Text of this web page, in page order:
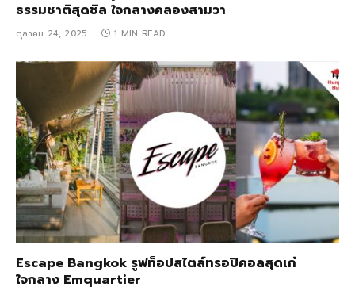
ธรรมชาติสุดชิล ใจกลางคลองสามวา
ตุลาคม 24, 2025 1 MIN READ
Escape Bangkok รูฟท็อปสไตล์ทรอปิคอลสุดเก๋
ใจกลาง Emquartier